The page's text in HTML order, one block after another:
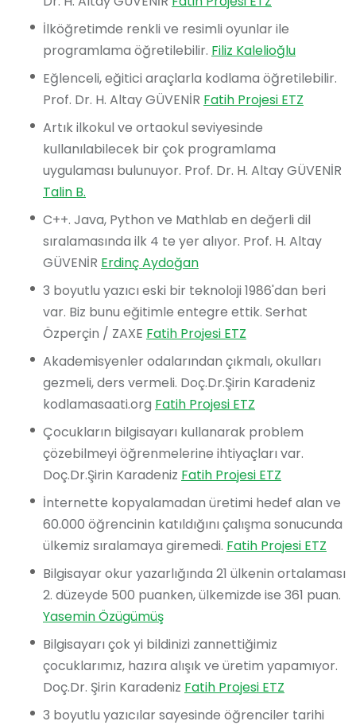
İlköğretimde renkli ve resimli oyunlar ile
programlama öğretilebilir. Filiz Kalelioğlu
Eğlenceli, eğitici araçlarla kodlama öğretilebilir.
Prof. Dr. H. Altay GÜVENİR Fatih Projesi ETZ
Artık ilkokul ve ortaokul seviyesinde
kullanılabilecek bir çok programlama
uygulaması bulunuyor. Prof. Dr. H. Altay GÜVENİR
Talin B.
C++. Java, Python ve Mathlab en değerli dil
sıralamasında ilk 4 te yer alıyor. Prof. H. Altay
GÜVENİR Erdinç Aydoğan
3 boyutlu yazıcı eski bir teknoloji 1986'dan beri
var. Biz bunu eğitimle entegre ettik. Serhat
Özperçin / ZAXE Fatih Projesi ETZ
Akademisyenler odalarından çıkmalı, okulları
gezmeli, ders vermeli. Doç.Dr.Şirin Karadeniz
kodlamasaati.org Fatih Projesi ETZ
Çocukların bilgisayarı kullanarak problem
çözebilmeyi öğrenmelerine ihtiyaçları var.
Doç.Dr.Şirin Karadeniz Fatih Projesi ETZ
İnternette kopyalamadan üretimi hedef alan ve
60.000 öğrencinin katıldığını çalışma sonucunda
ülkemiz sıralamaya giremedi. Fatih Projesi ETZ
Bilgisayar okur yazarlığında 21 ülkenin ortalaması
2. düzeyde 500 puanken, ülkemizde ise 361 puan.
Yasemin Özügümüş
Bilgisayarı çok yi bildinizi zannettiğimiz
çocuklarımız, hazıra alışık ve üretim yapamıyor.
Doç.Dr. Şirin Karadeniz Fatih Projesi ETZ
3 boyutlu yazıcılar sayesinde öğrenciler tarihi